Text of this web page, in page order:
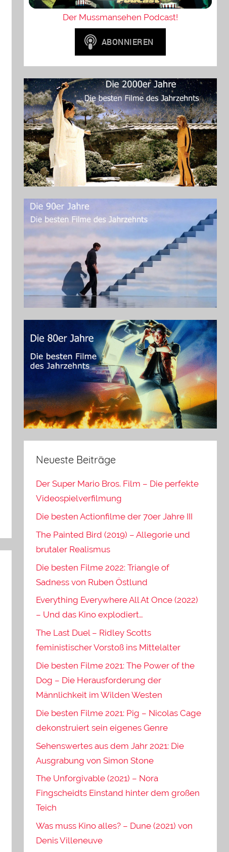
Der Mussmansehen Podcast!
Neueste Beiträge
Der Super Mario Bros. Film – Die perfekte
Videospielverfilmung
Die besten Actionfilme der 70er Jahre III
The Painted Bird (2019) – Allegorie und
brutaler Realismus
Die besten Filme 2022: Triangle of
Sadness von Ruben Östlund
Everything Everywhere All At Once (2022)
– Und das Kino explodiert…
The Last Duel – Ridley Scotts
feministischer Vorstoß ins Mittelalter
Die besten Filme 2021: The Power of the
Dog – Die Herausforderung der
Männlichkeit im Wilden Westen
Die besten Filme 2021: Pig – Nicolas Cage
dekonstruiert sein eigenes Genre
Sehenswertes aus dem Jahr 2021: Die
Ausgrabung von Simon Stone
The Unforgivable (2021) – Nora
Fingscheidts Einstand hinter dem großen
Teich
Was muss Kino alles? – Dune (2021) von
Denis Villeneuve